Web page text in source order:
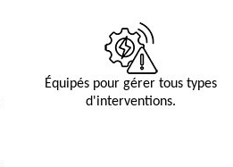
Équipés pour gérer tous types
d'interventions.